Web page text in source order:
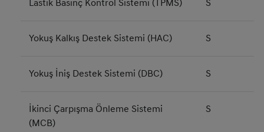
Lastik Basınç Kontrol Sistemi (TPMS) S
Yokuş Kalkış Destek Sistemi (HAC) S
Yokuş İniş Destek Sistemi (DBC) S
İkinci Çarpışma Önleme Sistemi
(MCB)
S